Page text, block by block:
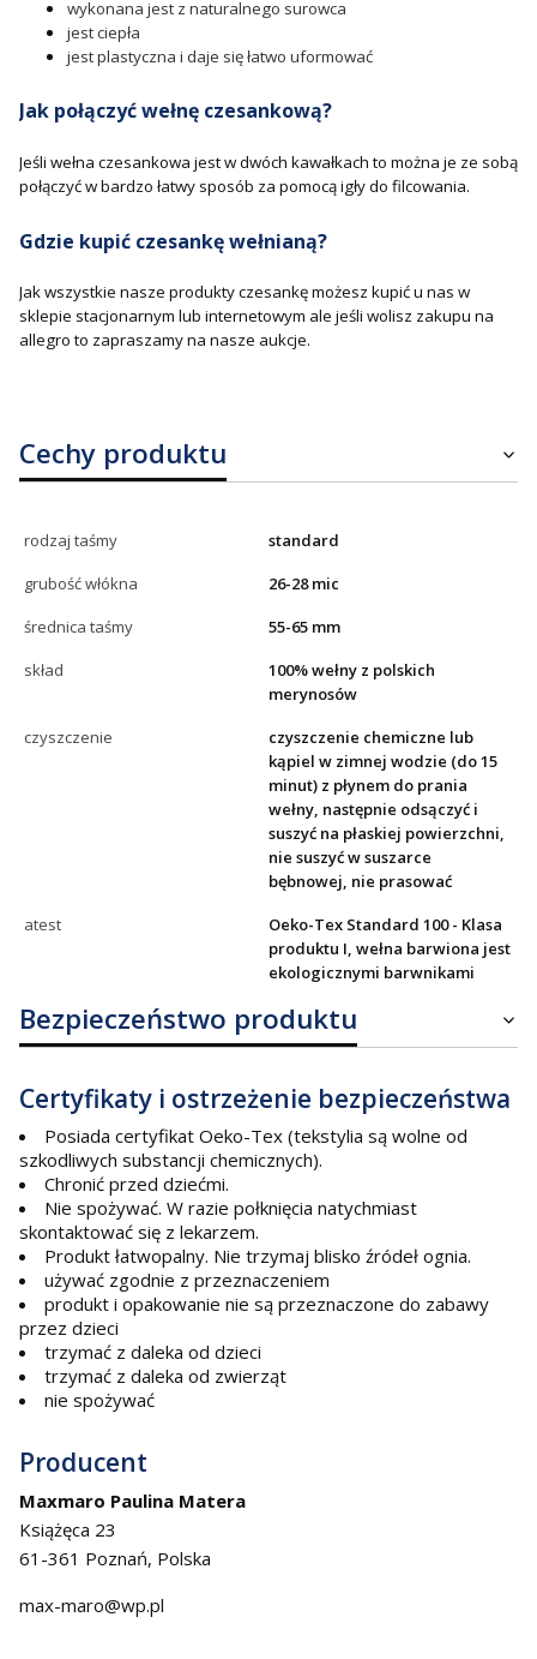
wykonana jest z naturalnego surowca
jest ciepła
jest plastyczna i daje się łatwo uformować
Jak połączyć wełnę czesankową?
Jeśli wełna czesankowa jest w dwóch kawałkach to można je ze sobą
połączyć w bardzo łatwy sposób za pomocą igły do filcowania.
Gdzie kupić czesankę wełnianą?
Jak wszystkie nasze produkty czesankę możesz kupić u nas w
sklepie stacjonarnym lub internetowym ale jeśli wolisz zakupu na
allegro to zapraszamy na nasze aukcje.
Cechy produktu
rodzaj taśmy
standard
grubość włókna
26-28 mic
średnica taśmy
55-65 mm
skład
100% wełny z polskich
merynosów
czyszczenie
czyszczenie chemiczne lub
kąpiel w zimnej wodzie (do 15
minut) z płynem do prania
wełny, następnie odsączyć i
suszyć na płaskiej powierzchni,
nie suszyć w suszarce
bębnowej, nie prasować
atest
Oeko-Tex Standard 100 - Klasa
produktu I, wełna barwiona jest
ekologicznymi barwnikami
Bezpieczeństwo produktu
Certyfikaty i ostrzeżenie bezpieczeństwa
Posiada certyfikat Oeko-Tex (tekstylia są wolne od
szkodliwych substancji chemicznych).
Chronić przed dziećmi.
Nie spożywać. W razie połknięcia natychmiast
skontaktować się z lekarzem.
Produkt łatwopalny. Nie trzymaj blisko źródeł ognia.
używać zgodnie z przeznaczeniem
produkt i opakowanie nie są przeznaczone do zabawy
przez dzieci
trzymać z daleka od dzieci
trzymać z daleka od zwierząt
nie spożywać
Producent
Maxmaro Paulina Matera
Książęca 23
61-361 Poznań, Polska
max-maro@wp.pl